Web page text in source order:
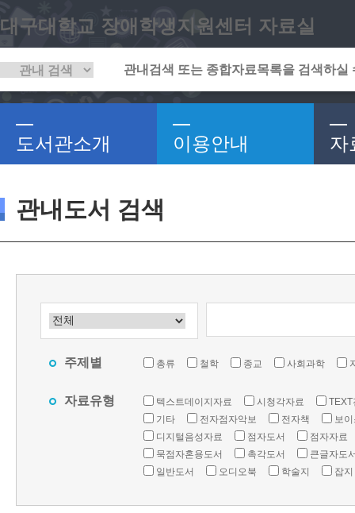
대구대학교 장애학생지원센터 자료실
도서관소개 이용안내 자
관내도서 검색
주제별 총류 철학 종교 사회과학
자료유형 텍스트데이지자료 시청각자료
TEXT
기타
전자점자악보 전자책
보
디지털음성자료
점자도서
점자자료
묵점자혼용도서
촉각도서
큰글자도
일반도서
오디오북 학술지 잡지